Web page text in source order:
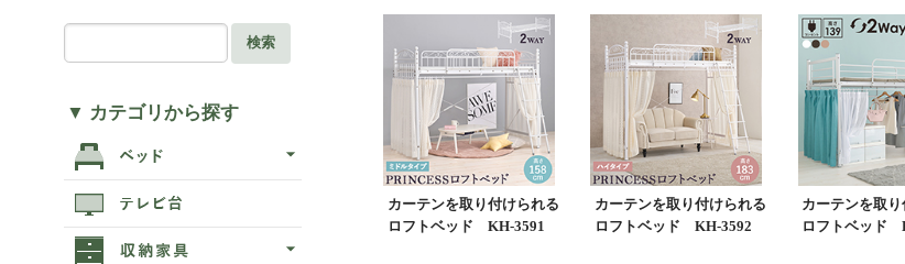
カーテンを取り付けられる
ロフトベッド KH-3591
カーテンを取り付けられる
ロフトベッド KH-3592
カーテンを取
ロフトベッド
検索
▼ カテゴリから探す